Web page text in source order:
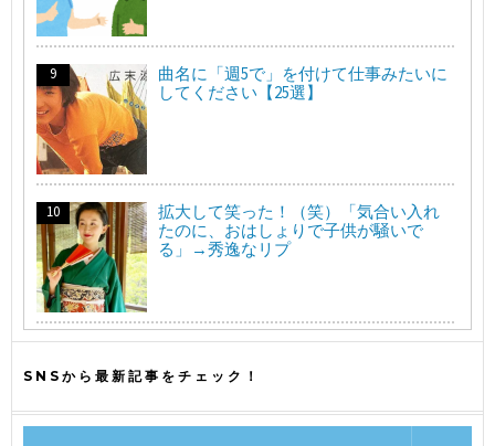
曲名に「週5で」を付けて仕事みたいに
してください【25選】
拡大して笑った！（笑）「気合い入れ
たのに、おはしょりで子供が騒いで
る」→秀逸なリプ
SNSから最新記事をチェック！